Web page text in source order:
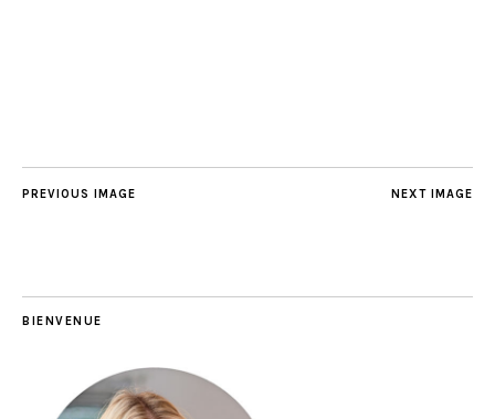
NEXT IMAGE
PREVIOUS IMAGE
BIENVENUE